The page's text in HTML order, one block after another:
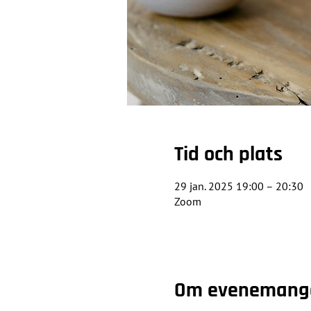
Tid och plats
29 jan. 2025 19:00 – 20:30
Zoom
Om